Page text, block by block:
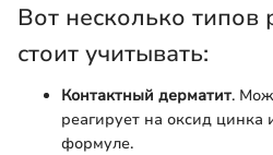
Вот несколько типов
стоит учитывать:
Контактный дерматит.
реагирует на оксид
формуле.